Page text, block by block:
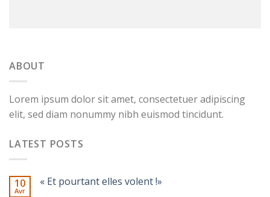
ABOUT
Lorem ipsum dolor sit amet, consectetuer adipiscing
elit, sed diam nonummy nibh euismod tincidunt.
LATEST POSTS
10
Avr
« Et pourtant elles volent !»